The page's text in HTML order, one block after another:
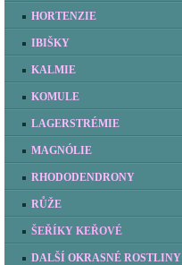
HORTENZIE
IBIŠKY
KALMIE
KOMULE
LAGERSTRÉMIE
MAGNÓLIE
RHODODENDRONY
RŮŽE
ŠEŘÍKY KEŘOVÉ
DALŠÍ OKRASNÉ ROSTLINY